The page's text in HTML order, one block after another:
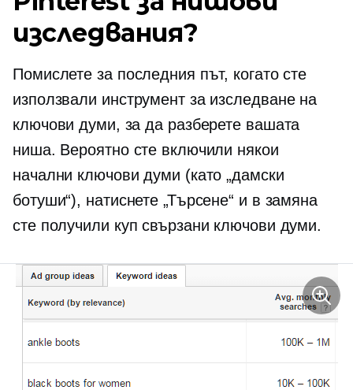
изследвания?
Помислете за последния път, когато сте
използвали инструмент за изследване на
ключови думи, за да разберете вашата
ниша. Вероятно сте включили някои
начални ключови думи (като „дамски
ботуши“), натиснете „Търсене“ и в замяна
сте получили куп свързани ключови думи.